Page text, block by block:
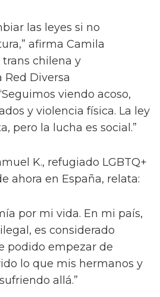
las leyes si no
afirma Camila
chilena y
Red Diversa
viendo acoso,
y violencia física. La ley
pero la lucha es social.”
K., refugiado LGBTQ+
ahora en España, relata:
por mi vida. En mi país,
es considerado
podido empezar de
lo que mis hermanos y
allá.”